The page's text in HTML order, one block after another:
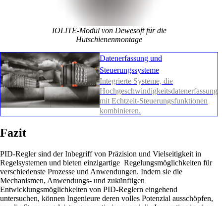
IOLITE-Modul von Dewesoft für die
Hutschienenmontage
Datenerfassung und
Steuerungssysteme
Integrierte Systeme, die
Hochgeschwindigkeitsdatenerfassung
mit Echtzeit-Steuerungsfunktionen
kombinieren.
Fazit
PID-Regler sind der Inbegriff von Präzision und Vielseitigkeit in
Regelsystemen und bieten einzigartige Regelungsmöglichkeiten für
verschiedenste Prozesse und Anwendungen. Indem sie die
Mechanismen, Anwendungs- und zukünftigen
Entwicklungsmöglichkeiten von PID-Reglern eingehend
untersuchen, können Ingenieure deren volles Potenzial ausschöpfen,